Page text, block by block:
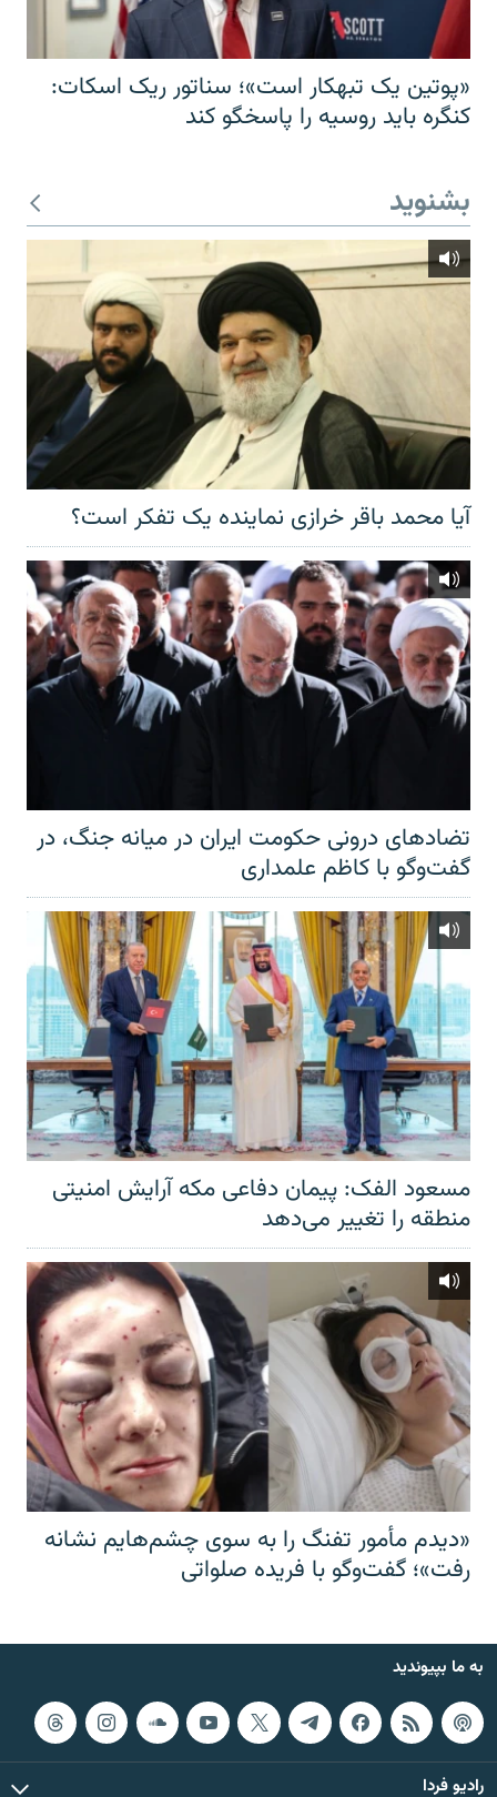
«پوتین یک تبهکار است»؛ سناتور ریک اسکات:
کنگره باید روسیه را پاسخگو کند
بشنوید
آیا محمد باقر خرازی نماینده یک تفکر است؟
تضادهای درونی حکومت ایران در میانه جنگ، در
گفت‌‌وگو با کاظم علمداری
مسعود الفک: پیمان دفاعی مکه آرایش امنیتی
منطقه را تغییر می‌دهد
«دیدم مأمور تفنگ را به سوی چشم‌هایم نشانه
رفت»؛ گفت‌و‌گو با فریده صلواتی
به ما بپیوندید
رادیو فردا